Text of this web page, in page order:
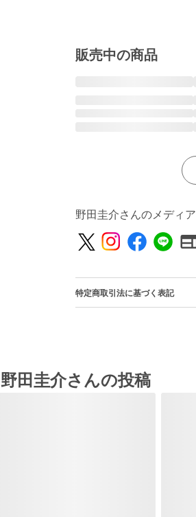
販売中の商品
野田圭介さんのメディア
特定商取引法に基づく表記
野田圭介さんの投稿